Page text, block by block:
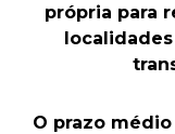
própria para
O prazo